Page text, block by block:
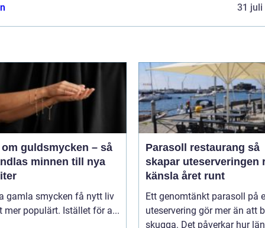
31 juli
guldsmycken – så
minnen till nya
gamla smycken få nytt liv
mer populärt. Istället för a...
Parasoll restaurang så
skapar uteserveringen
känsla året runt
Ett genomtänkt parasoll på
uteservering gör mer än att
skugga. Det påverkar hur